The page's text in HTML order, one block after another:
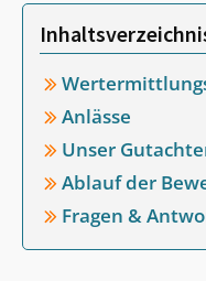
Anlässe
Unser
Ablauf der
Fragen &